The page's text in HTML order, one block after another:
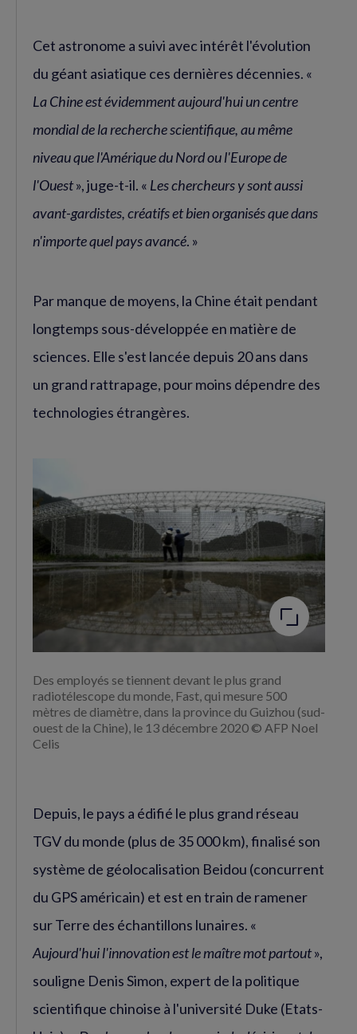
Cet astronome a suivi avec intérêt l'évolution
du géant asiatique ces dernières décennies. «
La Chine est évidemment aujourd'hui un centre
mondial de la recherche scientifique, au même
niveau que l'Amérique du Nord ou l'Europe de
l'Ouest», juge-t-il. « Les chercheurs y sont aussi
avant-gardistes, créatifs et bien organisés que dans
n'importe quel pays avancé. »
Par manque de moyens, la Chine était pendant
longtemps sous-développée en matière de
sciences. Elle s'est lancée depuis 20 ans dans
un grand rattrapage, pour moins dépendre des
technologies étrangères.
Agrandir
l'image
Des employés se tiennent devant le plus grand
radiotélescope du monde, Fast, qui mesure 500
mètres de diamètre, dans la province du Guizhou (sud-
ouest de la Chine), le 13 décembre 2020 © AFP Noel
Celis
Depuis, le pays a édifié le plus grand réseau
TGV du monde (plus de 35 000 km), finalisé son
système de géolocalisation Beidou (concurrent
du GPS américain) et est en train de ramener
sur Terre des échantillons lunaires. «
Aujourd'hui l'innovation est le maître mot partout»,
souligne Denis Simon, expert de la politique
scientifique chinoise à l'université Duke (Etats-